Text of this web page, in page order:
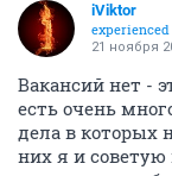
iViktor
experienced
21 ноября
Вакансий нет -
есть очень
дела в которых
них я и советую